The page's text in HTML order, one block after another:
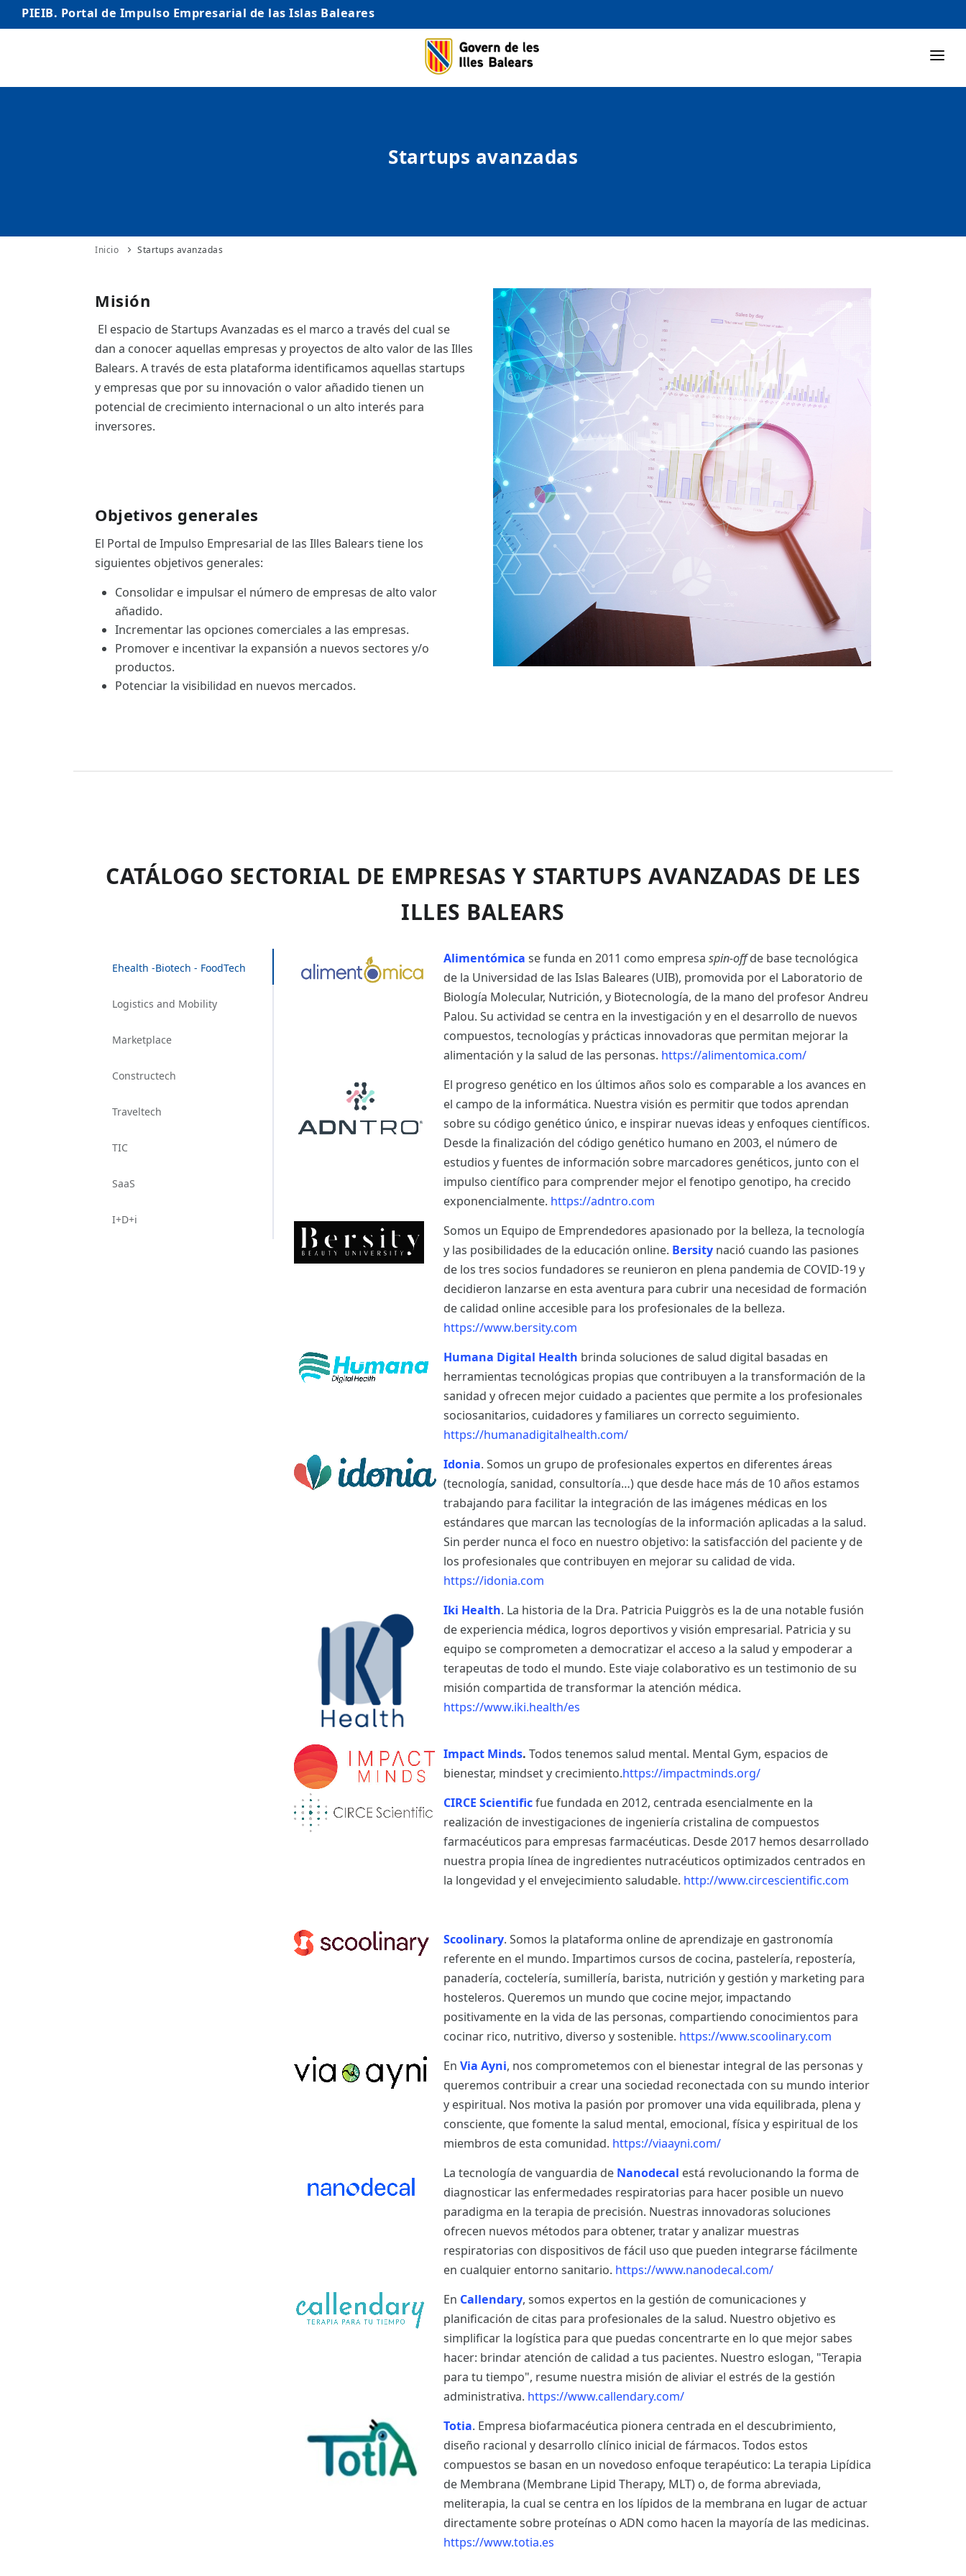
PIEIB. Portal de Impulso Empresarial de las Islas Baleares
INICIO
INTERNACIONALIZACIÓN
Startups avanzadas
Inicio Startups avanzadas
Misión
El espacio de Startups Avanzadas es el marco a través del cual se
dan a conocer aquellas empresas y proyectos de alto valor de las Illes
Balears. A través de esta plataforma identificamos aquellas startups
y empresas que por su innovación o valor añadido tienen un
potencial de crecimiento internacional o un alto interés para
inversores.
Objetivos generales
El Portal de Impulso Empresarial de las Illes Balears tiene los
siguientes objetivos generales:
Consolidar e impulsar el número de empresas de alto valor
añadido.
Incrementar las opciones comerciales a las empresas.
Promover e incentivar la expansión a nuevos sectores y/o
productos.
Potenciar la visibilidad en nuevos mercados.
CATÁLOGO SECTORIAL DE EMPRESAS Y STARTUPS AVANZADAS DE LES
ILLES BALEARS
Ehealth -Biotech - FoodTech
Logistics and Mobility
Marketplace
Constructech
Traveltech
TIC
SaaS
I+D+i
Alimentómica se funda en 2011 como empresa spin-offde base tecnológica
de la Universidad de las Islas Baleares (UIB), promovida por el Laboratorio de
Biología Molecular, Nutrición, y Biotecnología, de la mano del profesor Andreu
Palou. Su actividad se centra en la investigación y en el desarrollo de nuevos
compuestos, tecnologías y prácticas innovadoras que permitan mejorar la
alimentación y la salud de las personas. https://alimentomica.com/
El progreso genético en los últimos años solo es comparable a los avances en
el campo de la informática. Nuestra visión es permitir que todos aprendan
sobre su código genético único, e inspirar nuevas ideas y enfoques científicos.
Desde la finalización del código genético humano en 2003, el número de
estudios y fuentes de información sobre marcadores genéticos, junto con el
impulso científico para comprender mejor el fenotipo genotipo, ha crecido
exponencialmente. https://adntro.com
Somos un Equipo de Emprendedores apasionado por la belleza, la tecnología
y las posibilidades de la educación online. Bersity nació cuando las pasiones
de los tres socios fundadores se reunieron en plena pandemia de COVID-19 y
decidieron lanzarse en esta aventura para cubrir una necesidad de formación
de calidad online accesible para los profesionales de la belleza.
https://www.bersity.com
Humana Digital Health brinda soluciones de salud digital basadas en
herramientas tecnológicas propias que contribuyen a la transformación de la
sanidad y ofrecen mejor cuidado a pacientes que permite a los profesionales
sociosanitarios, cuidadores y familiares un correcto seguimiento.
https://humanadigitalhealth.com/
Idonia. Somos un grupo de profesionales expertos en diferentes áreas
(tecnología, sanidad, consultoría…) que desde hace más de 10 años estamos
trabajando para facilitar la integración de las imágenes médicas en los
estándares que marcan las tecnologías de la información aplicadas a la salud.
Sin perder nunca el foco en nuestro objetivo: la satisfacción del paciente y de
los profesionales que contribuyen en mejorar su calidad de vida.
https://idonia.com
Iki Health. La historia de la Dra. Patricia Puiggròs es la de una notable fusión
de experiencia médica, logros deportivos y visión empresarial. Patricia y su
equipo se comprometen a democratizar el acceso a la salud y empoderar a
terapeutas de todo el mundo. Este viaje colaborativo es un testimonio de su
misión compartida de transformar la atención médica.
https://www.iki.health/es
Impact Minds. Todos tenemos salud mental. Mental Gym, espacios de
bienestar, mindset y crecimiento.https://impactminds.org/
CIRCE Scientificfue fundada en 2012, centrada esencialmente en la
realización de investigaciones de ingeniería cristalina de compuestos
farmacéuticos para empresas farmacéuticas. Desde 2017 hemos desarrollado
nuestra propia línea de ingredientes nutracéuticos optimizados centrados en
la longevidad y el envejecimiento saludable. http://www.circescientific.com
Scoolinary. Somos la plataforma online de aprendizaje en gastronomía
referente en el mundo. Impartimos cursos de cocina, pastelería, repostería,
panadería, coctelería, sumillería, barista, nutrición y gestión y marketing para
hosteleros. Queremos un mundo que cocine mejor, impactando
positivamente en la vida de las personas, compartiendo conocimientos para
cocinar rico, nutritivo, diverso y sostenible. https://www.scoolinary.com
En Via Ayni, nos comprometemos con el bienestar integral de las personas y
queremos contribuir a crear una sociedad reconectada con su mundo interior
y espiritual. Nos motiva la pasión por promover una vida equilibrada, plena y
consciente, que fomente la salud mental, emocional, física y espiritual de los
miembros de esta comunidad. https://viaayni.com/
La tecnología de vanguardia de Nanodecal está revolucionando la forma de
diagnosticar las enfermedades respiratorias para hacer posible un nuevo
paradigma en la terapia de precisión. Nuestras innovadoras soluciones
ofrecen nuevos métodos para obtener, tratar y analizar muestras
respiratorias con dispositivos de fácil uso que pueden integrarse fácilmente
en cualquier entorno sanitario. https://www.nanodecal.com/
En Callendary, somos expertos en la gestión de comunicaciones y
planificación de citas para profesionales de la salud. Nuestro objetivo es
simplificar la logística para que puedas concentrarte en lo que mejor sabes
hacer: brindar atención de calidad a tus pacientes. Nuestro eslogan, "Terapia
para tu tiempo", resume nuestra misión de aliviar el estrés de la gestión
administrativa. https://www.callendary.com/
Totia. Empresa biofarmacéutica pionera centrada en el descubrimiento,
diseño racional y desarrollo clínico inicial de fármacos. Todos estos
compuestos se basan en un novedoso enfoque terapéutico: La terapia Lipídica
de Membrana (Membrane Lipid Therapy, MLT) o, de forma abreviada,
meliterapia, la cual se centra en los lípidos de la membrana en lugar de actuar
directamente sobre proteínas o ADN como hacen la mayoría de las medicinas.
https://www.totia.es